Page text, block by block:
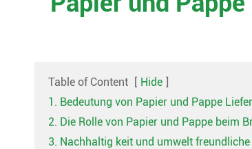
Table of Content [ Hide ]
1. Bedeutung von Papier und Pappe
2. Die Rolle von Papier und Pappe beim
3. Nachhaltig keit und umwelt freundliche